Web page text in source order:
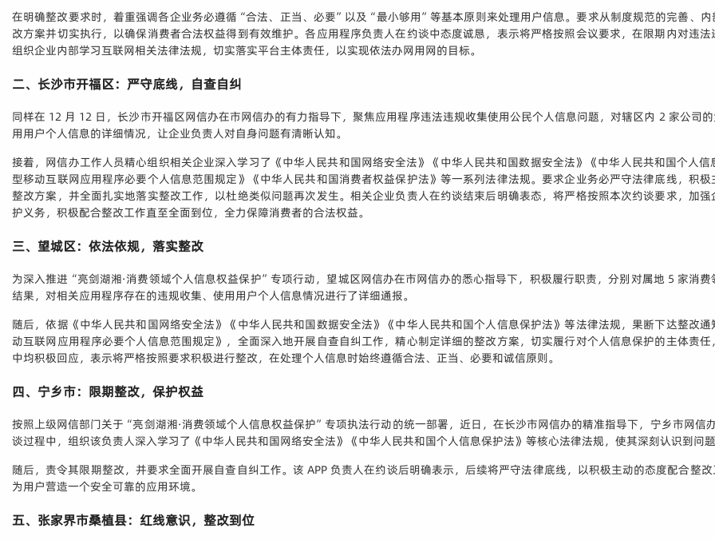
在明确整改要求时，着重强调各企业务必遵循“合法、正当、必要”以及“最小够用”等基本原则来处理用户信息。要求从制度规范的完善、
改方案并切实执行，以确保消费者合法权益得到有效维护。各应用程序负责人在约谈中态度诚恳，表示将严格按照会议要求，在限期内对违
组织企业内部学习互联网相关法律法规，切实落实平台主体责任，以实现依法办网用网的目标。
二、长沙市开福区：严守底线，自查自纠
同样在 12 月 12 日，长沙市开福区网信办在市网信办的有力指导下，聚焦应用程序违法违规收集使用公民个人信息问题，对辖区内 2 家公司
用用户个人信息的详细情况，让企业负责人对自身问题有清晰认知。
接着，网信办工作人员精心组织相关企业深入学习了《中华人民共和国网络安全法》《中华人民共和国数据安全法》《中华人民共和国个人
型移动互联网应用程序必要个人信息范围规定》《中华人民共和国消费者权益保护法》等一系列法律法规。要求企业务必严守法律底线，积
整改方案，并全面扎实地落实整改工作，以杜绝类似问题再次发生。相关企业负责人在约谈结束后明确表态，将严格按照本次约谈要求，加
护义务，积极配合整改工作直至全面到位，全力保障消费者的合法权益。
三、望城区：依法依规，落实整改
为深入推进“亮剑湖湘·消费领域个人信息权益保护”专项行动，望城区网信办在市网信办的悉心指导下，积极履行职责，分别对属地 5 家消
结果，对相关应用程序存在的违规收集、使用用户个人信息情况进行了详细通报。
随后，依据《中华人民共和国网络安全法》《中华人民共和国数据安全法》《中华人民共和国个人信息保护法》等法律法规，果断下达整改
动互联网应用程序必要个人信息范围规定》，全面深入地开展自查自纠工作，精心制定详细的整改方案，切实履行对个人信息保护的主体责
中均积极回应，表示将严格按照要求积极进行整改，在处理个人信息时始终遵循合法、正当、必要和诚信原则。
四、宁乡市：限期整改，保护权益
按照上级网信部门关于“亮剑湖湘·消费领域个人信息权益保护”专项执法行动的统一部署，近日，在长沙市网信办的精准指导下，宁乡市网
谈过程中，组织该负责人深入学习了《中华人民共和国网络安全法》《中华人民共和国个人信息保护法》等核心法律法规，使其深刻认识到问
随后，责令其限期整改，并要求全面开展自查自纠工作。该 APP 负责人在约谈后明确表示，后续将严守法律底线，以积极主动的态度配合整
为用户营造一个安全可靠的应用环境。
五、张家界市桑植县：红线意识，整改到位